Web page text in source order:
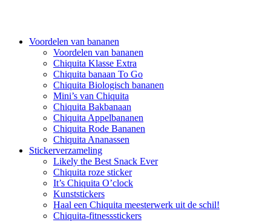
Voordelen van bananen
Voordelen van bananen
Chiquita Klasse Extra
Chiquita banaan To Go
Chiquita Biologisch bananen
Mini’s van Chiquita
Chiquita Bakbanaan
Chiquita Appelbananen
Chiquita Rode Bananen
Chiquita Ananassen
Stickerverzameling
Likely the Best Snack Ever
Chiquita roze sticker
It’s Chiquita O’clock
Kunststickers
Haal een Chiquita meesterwerk uit de schil!
Chiquita-fitnessstickers